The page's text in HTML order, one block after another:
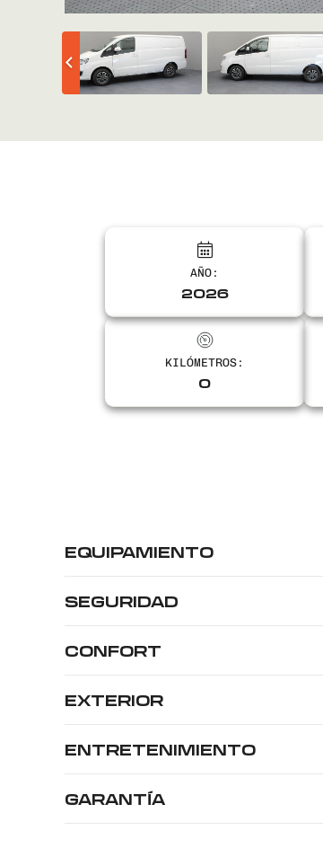
AÑO:
2026
KILÓMETROS:
0
EQUIPAMIENTO
SEGURIDAD
CONFORT
EXTERIOR
ENTRETENIMIENTO
GARANTÍA